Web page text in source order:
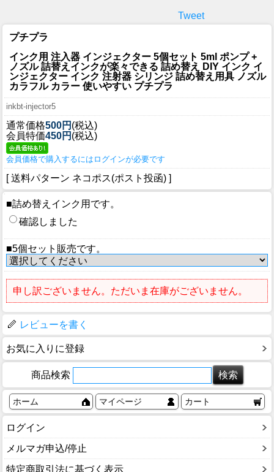
Tweet
プチプラ
インク用 注入器 インジェクター 5個セット 5ml ポンプ +
ノズル 詰替えインクが楽々できる 詰め替え DIY インク イ
ンジェクター インク 注射器 シリンジ 詰め替え用具 ノズル
カラフル カラー 使いやすい プチプラ
inkbt-injector5
通常価格500円 (税込)
会員特価450円 (税込)
会員価格で購入するにはログインが必要です
[ 送料パターン ネコポス(ポスト投函) ]
■詰め替えインク用です。
確認しました
■5個セット販売です。
申し訳ございません。ただいま在庫がございません。
レビューを書く
お気に入りに登録
商品検索
ホーム マイページ カート
ログイン
メルマガ申込/停止
特定商取引法に基づく表示